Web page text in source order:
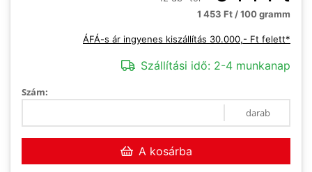
1 453 Ft / 100 gramm
ÁFÁ-s ár ingyenes kiszállítás 30.000,- Ft felett*
Szállítási idő: 2-4 munkanap
Szám:
darab
A kosárba